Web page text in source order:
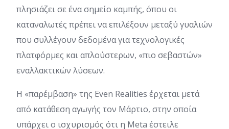
πλησιάζει σε ένα σημείο καμπής, όπου οι
καταναλωτές πρέπει να επιλέξουν μεταξύ γυαλιών
που συλλέγουν δεδομένα για τεχνολογικές
πλατφόρμες και απλούστερων, «πιο σεβαστών»
εναλλακτικών λύσεων.
Η «παρέμβαση» της Even Realities έρχεται μετά
από κατάθεση αγωγής τον Μάρτιο, στην οποία
υπάρχει ο ισχυρισμός ότι η Meta έστειλε